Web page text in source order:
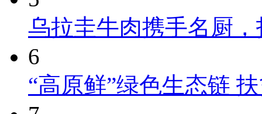
乌拉圭牛肉携手名厨
6
“高原鲜”绿色生态链